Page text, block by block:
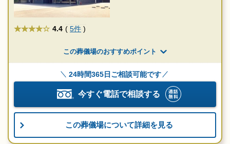
★★★★ 4.4 ( 5件 )
この葬儀場のおすすめポイント
24時間365日ご相談可能です
今すぐ電話で相談する
この葬儀場について詳細を見る